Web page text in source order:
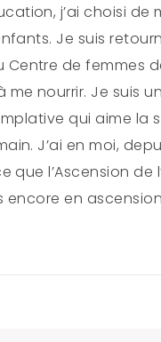
j’ai choisi de
Je suis
de femmes
nourrir. Je suis
qui aime la
J’ai en moi,
que l’Ascension
encore en